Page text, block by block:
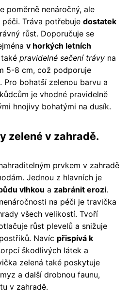
poměrně nenáročný, ale
Tráva potřebuje dostatek
růst. Doporučuje se
v horkých letních
pravidelné sečení trávy na
5-8 cm, což podporuje
Pro bohatší zelenou barvu a
je vhodné pravidelně
hnojivy bohatými na dusík.
zelené v zahradě.
prvkem v zahradě
Jednou z hlavních je
vlhkou a zabránit erozi.
na péči je travička
všech velikostí. Tvoří
růst plevelů a snižuje
Navíc přispívá k
škodlivých látek a
zelená také poskytuje
a další drobnou faunu,
v zahradě.